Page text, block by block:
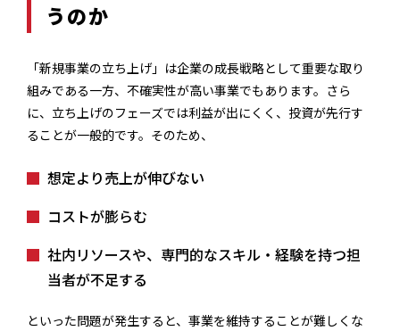
うのか
「新規事業の立ち上げ」は企業の成長戦略として重要な取り
組みである一方、不確実性が高い事業でもあります。さら
に、立ち上げのフェーズでは利益が出にくく、投資が先行す
ることが一般的です。そのため、
想定より売上が伸びない
コストが膨らむ
社内リソースや、専門的なスキル・経験を持つ担
当者が不足する
といった問題が発生すると、事業を維持することが難しくな